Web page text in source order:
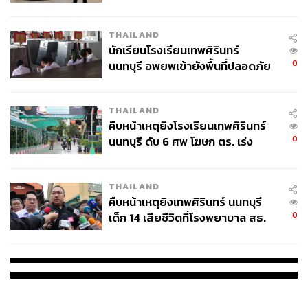
THAILAND
นักเรียนโรงเรียนเทพศิรินทร์
นนทบุรี อพยพเข้ายังพื้นที่ปลอดภัย
0
THAILAND
คืบหน้าเหตุยิงโรงเรียนเทพศิรินทร์
นนทบุรี ดับ 6 ศพ โฆษก ตร. เร่ง
0
THAILAND
คืบหน้าเหตุยิงเทพศิรินทร์ นนทบุรี
เด็ก 14 เสียชีวิตที่โรงพยาบาล สธ.
0